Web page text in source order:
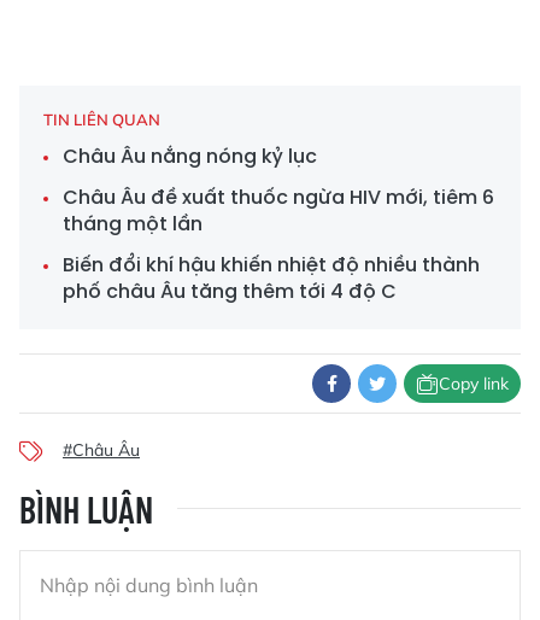
TIN LIÊN QUAN
Châu Âu nắng nóng kỷ lục
Châu Âu đề xuất thuốc ngừa HIV mới, tiêm 6
tháng một lần
Biến đổi khí hậu khiến nhiệt độ nhiều thành
phố châu Âu tăng thêm tới 4 độ C
Copy link
#Châu Âu
BÌNH LUẬN